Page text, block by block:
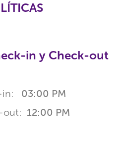
in y Check-out
in: 03:00 PM
out: 12:00 PM